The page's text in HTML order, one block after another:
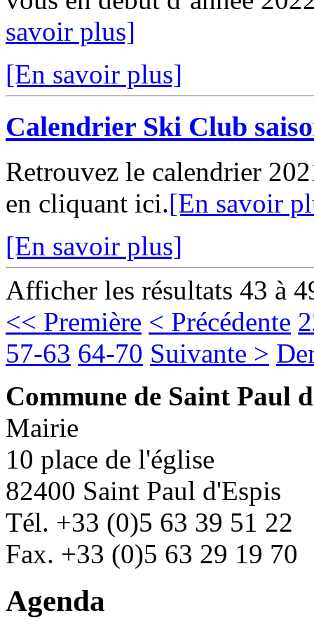
savoir plus]
[En savoir plus]
Calendrier Ski Club
Retrouvez le calendrier
en cliquant ici.[En savoir
[En savoir plus]
Afficher les résultats 43 à
<< Première < Précédente
57-63 64-70 Suivante >
Commune de Saint Paul
Mairie
10 place de l'église
82400 Saint Paul d'Espis
Tél. +33 (0)5 63 39 51 22
Fax. +33 (0)5 63 29 19 70
Agenda